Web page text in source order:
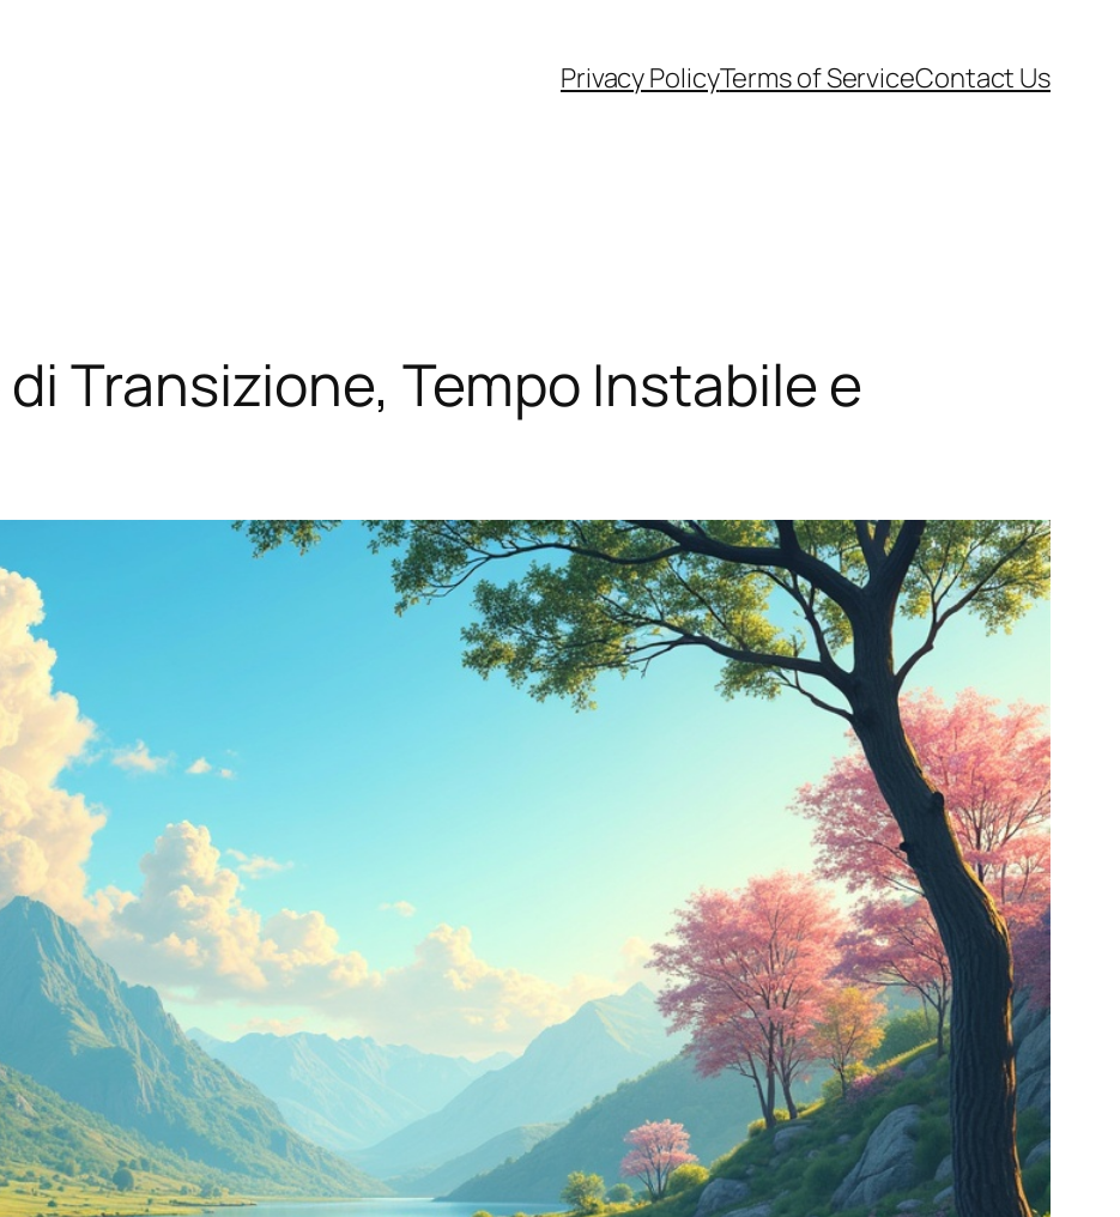
Privacy PolicyTerms of ServiceContact Us
Transizione, Tempo Instabile e